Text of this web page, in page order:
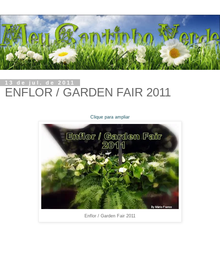
13 de jul. de 2011
ENFLOR / GARDEN FAIR 2011
Clique para ampliar
Enflor / Garden Fair 2011